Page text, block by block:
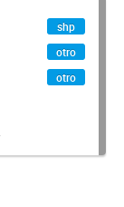
shp
otro
otro